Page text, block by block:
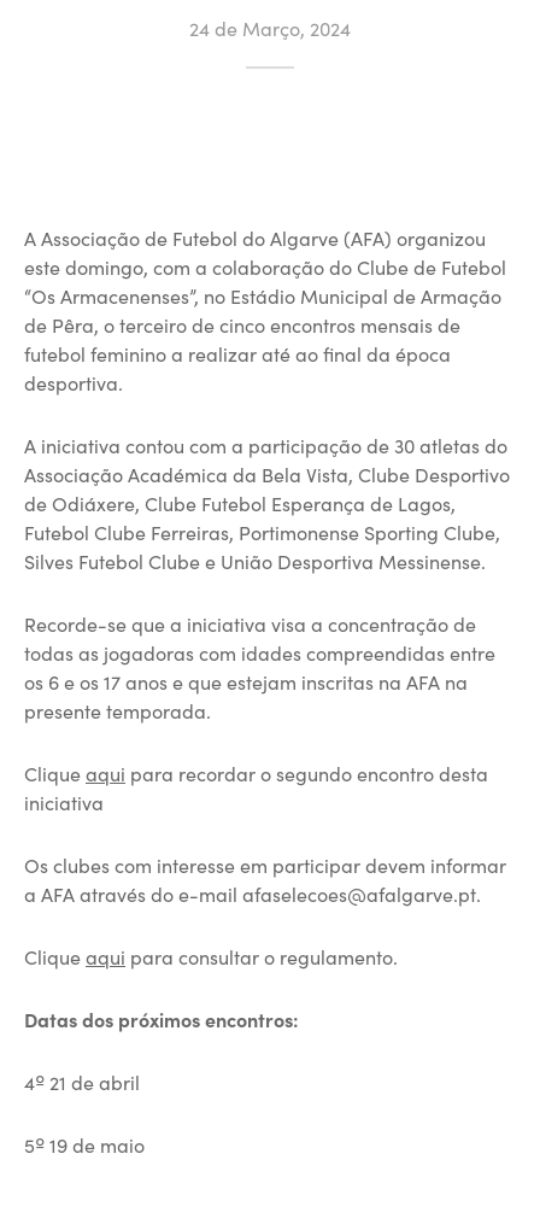
24 de Março, 2024
A Associação de Futebol do Algarve (AFA) organizou
este domingo, com a colaboração do Clube de Futebol
“Os Armacenenses”, no Estádio Municipal de Armação
de Pêra, o terceiro de cinco encontros mensais de
futebol feminino a realizar até ao final da época
desportiva.
A iniciativa contou com a participação de 30 atletas do
Associação Académica da Bela Vista, Clube Desportivo
de Odiáxere, Clube Futebol Esperança de Lagos,
Futebol Clube Ferreiras, Portimonense Sporting Clube,
Silves Futebol Clube e União Desportiva Messinense.
Recorde-se que a iniciativa visa a concentração de
todas as jogadoras com idades compreendidas entre
os 6 e os 17 anos e que estejam inscritas na AFA na
presente temporada.
Cliqueaqui para recordar o segundo encontro desta
iniciativa
Os clubes com interesse em participar devem informar
a AFA através do e-mail afaselecoes@afalgarve.pt.
Cliqueaqui para consultar o regulamento.
Datas dos próximos encontros:
4º 21 de abril
5º 19 de maio